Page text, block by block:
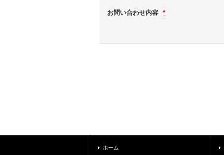
お問い合わせ内容 *
ホーム